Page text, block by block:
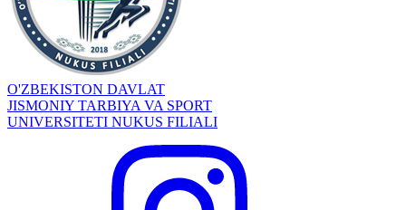
O'ZBEKISTON DAVLAT
JISMONIY TARBIYA VA SPORT
UNIVERSITETI NUKUS FILIALI